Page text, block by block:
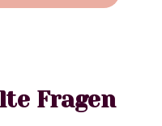
Fragen